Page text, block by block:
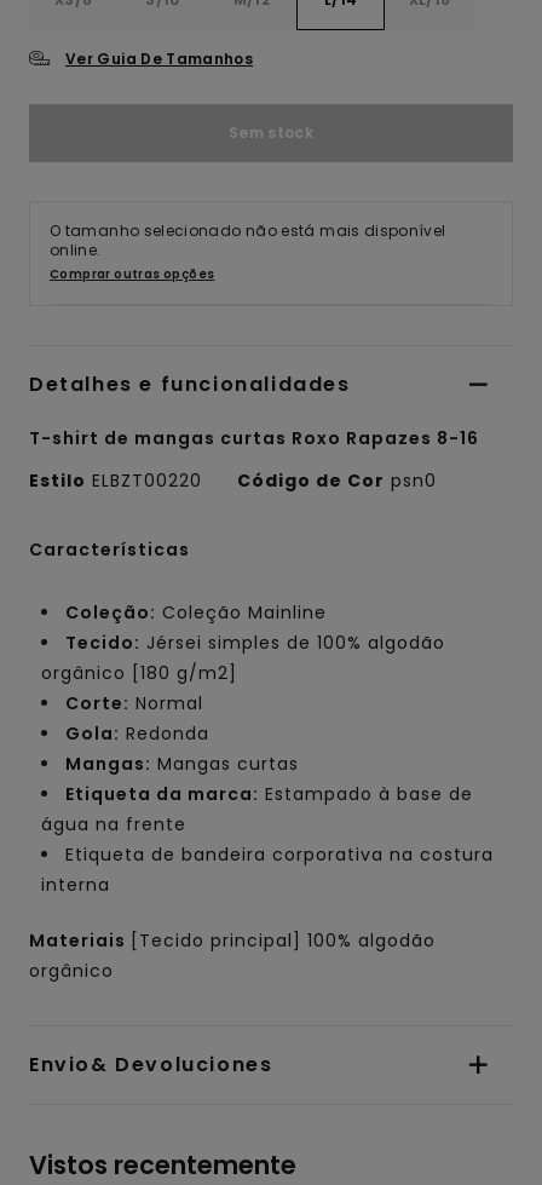
Ver Guia De Tamanhos
Sem stock
O tamanho selecionado não está mais disponível
online.
Comprar outras opções
Detalhes e funcionalidades
T-shirt de mangas curtas Roxo Rapazes 8-16
Estilo ELBZT00220 Código de Cor psn0
Características
Coleção: Coleção Mainline
Tecido: Jérsei simples de 100% algodão
orgânico [180 g/m2]
Corte: Normal
Gola: Redonda
Mangas: Mangas curtas
Etiqueta da marca: Estampado à base de
água na frente
Etiqueta de bandeira corporativa na costura
interna
Materiais
[Tecido principal] 100% algodão
orgânico
Envio& Devoluciones
Vistos recentemente